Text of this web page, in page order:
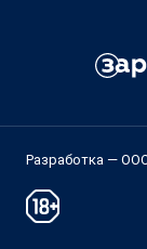
Разработка —